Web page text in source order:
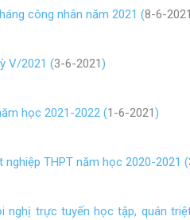
công nhân năm 2021 (8-6-2021
V/2021 (3-6-2021)
học 2021-2022 (1-6-2021)
THPT năm học 2020-2021 (
trực tuyến học tập, quán